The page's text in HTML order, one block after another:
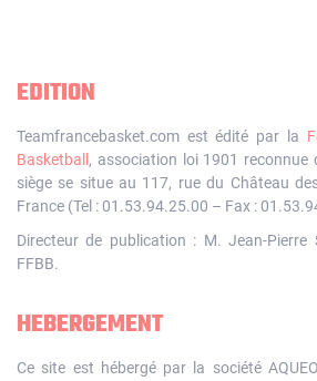
EDITION
Teamfrancebasket.com est édité par la
Basketball , association loi 1901 reconnue
siège se situe au 117, rue du Château
France (Tel : 01.53.94.25.00 – Fax :
Directeur de publication : M. Jean-Pierre
FFBB.
HEBERGEMENT
Ce site est hébergé par la société